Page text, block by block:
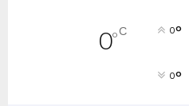
0°C 0°
0°